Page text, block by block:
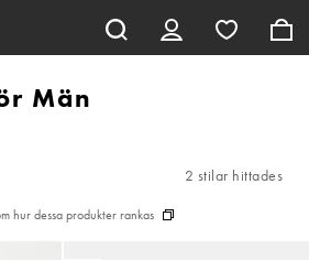
Män
2 stilar hittades
hur dessa produkter rankas